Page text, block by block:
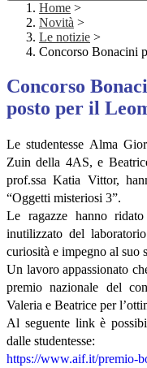
Home >
Novità >
Le notizie >
Concorso Bonacini
Concorso
posto per il
Le studentesse Alma
Zuin della 4AS, e
prof.ssa Katia Vittor,
“Oggetti misteriosi 3”.
Le ragazze hanno
inutilizzato del
curiosità e impegno al suo
Un lavoro appassionato
premio nazionale del
Valeria e Beatrice per
Al seguente link è
dalle studentesse:
https://www.aif.it/premio-